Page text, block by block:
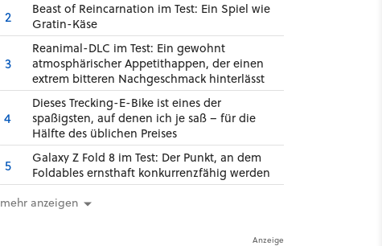
2
Beast of Reincarnation im Test: Ein Spiel wie
Gratin-Käse
3
Reanimal-DLC im Test: Ein gewohnt
atmosphärischer Appetithappen, der einen
extrem bitteren Nachgeschmack hinterlässt
4
Dieses Trecking-E-Bike ist eines der
spaßigsten, auf denen ich je saß – für die
Hälfte des üblichen Preises
5
Galaxy Z Fold 8 im Test: Der Punkt, an dem
Foldables ernsthaft konkurrenzfähig werden
mehr anzeigen